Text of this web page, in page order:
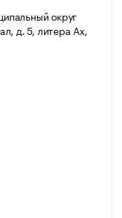
округ
д. 5, литера Ах,